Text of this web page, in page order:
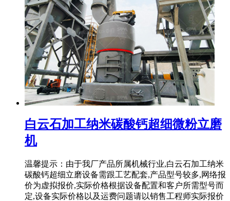
白云石加工纳米碳酸钙超细微粉立磨
机
温馨提示：由于我厂产品所属机械行业,白云石加工纳米
碳酸钙超细立磨设备需跟工艺配套,产品型号较多,网络报
价为虚拟报价,实际价格根据设备配置和客户所需型号而
定,设备实际价格以及运费问题请以销售工程师实际报价